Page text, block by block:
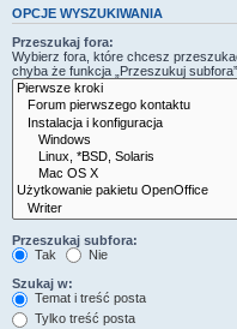
OPCJE WYSZUKIWANIA
Przeszukaj fora:
Wybierz fora, które chcesz
chyba że funkcja „Przeszukuj
Przeszukaj subfora:
Tak
Nie
Szukaj w:
Temat i treść posta
Tylko treść posta